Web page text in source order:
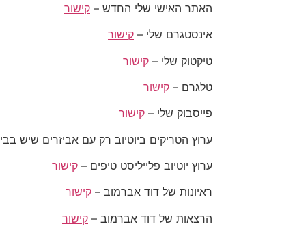
האתר האישי שלי החדש – קישור
אינסטגרם שלי – קישור
טיקטוק שלי – קישור
טלגרם – קישור
פייסבוק שלי – קישור
ערוץ הטריקים ביוטיוב רק עם אביזרים שיש
ערוץ יוטיוב פלייליסט טיפים – קישור
ראיונות של דוד אברמוב – קישור
הרצאות של דוד אברמוב – קישור